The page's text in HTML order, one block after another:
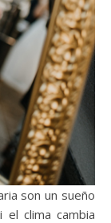
son un sueño
el clima cambia